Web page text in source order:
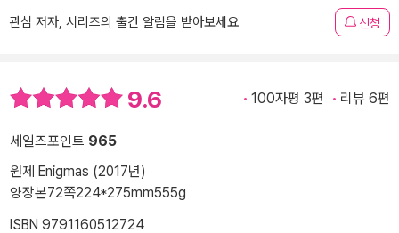
관심 저자, 시리즈의 출간 알림을 받아보세요 신청
9.6 100자평 3편 리뷰 6편
세일즈포인트 965
원제 Enigmas (2017년)
양장본72쪽224*275mm555g
ISBN 9791160512724